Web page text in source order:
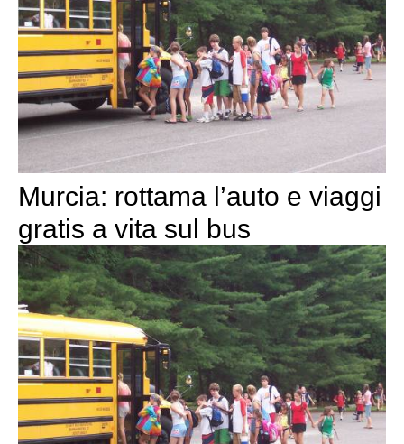
Murcia: rottama l’auto e viaggi
gratis a vita sul bus